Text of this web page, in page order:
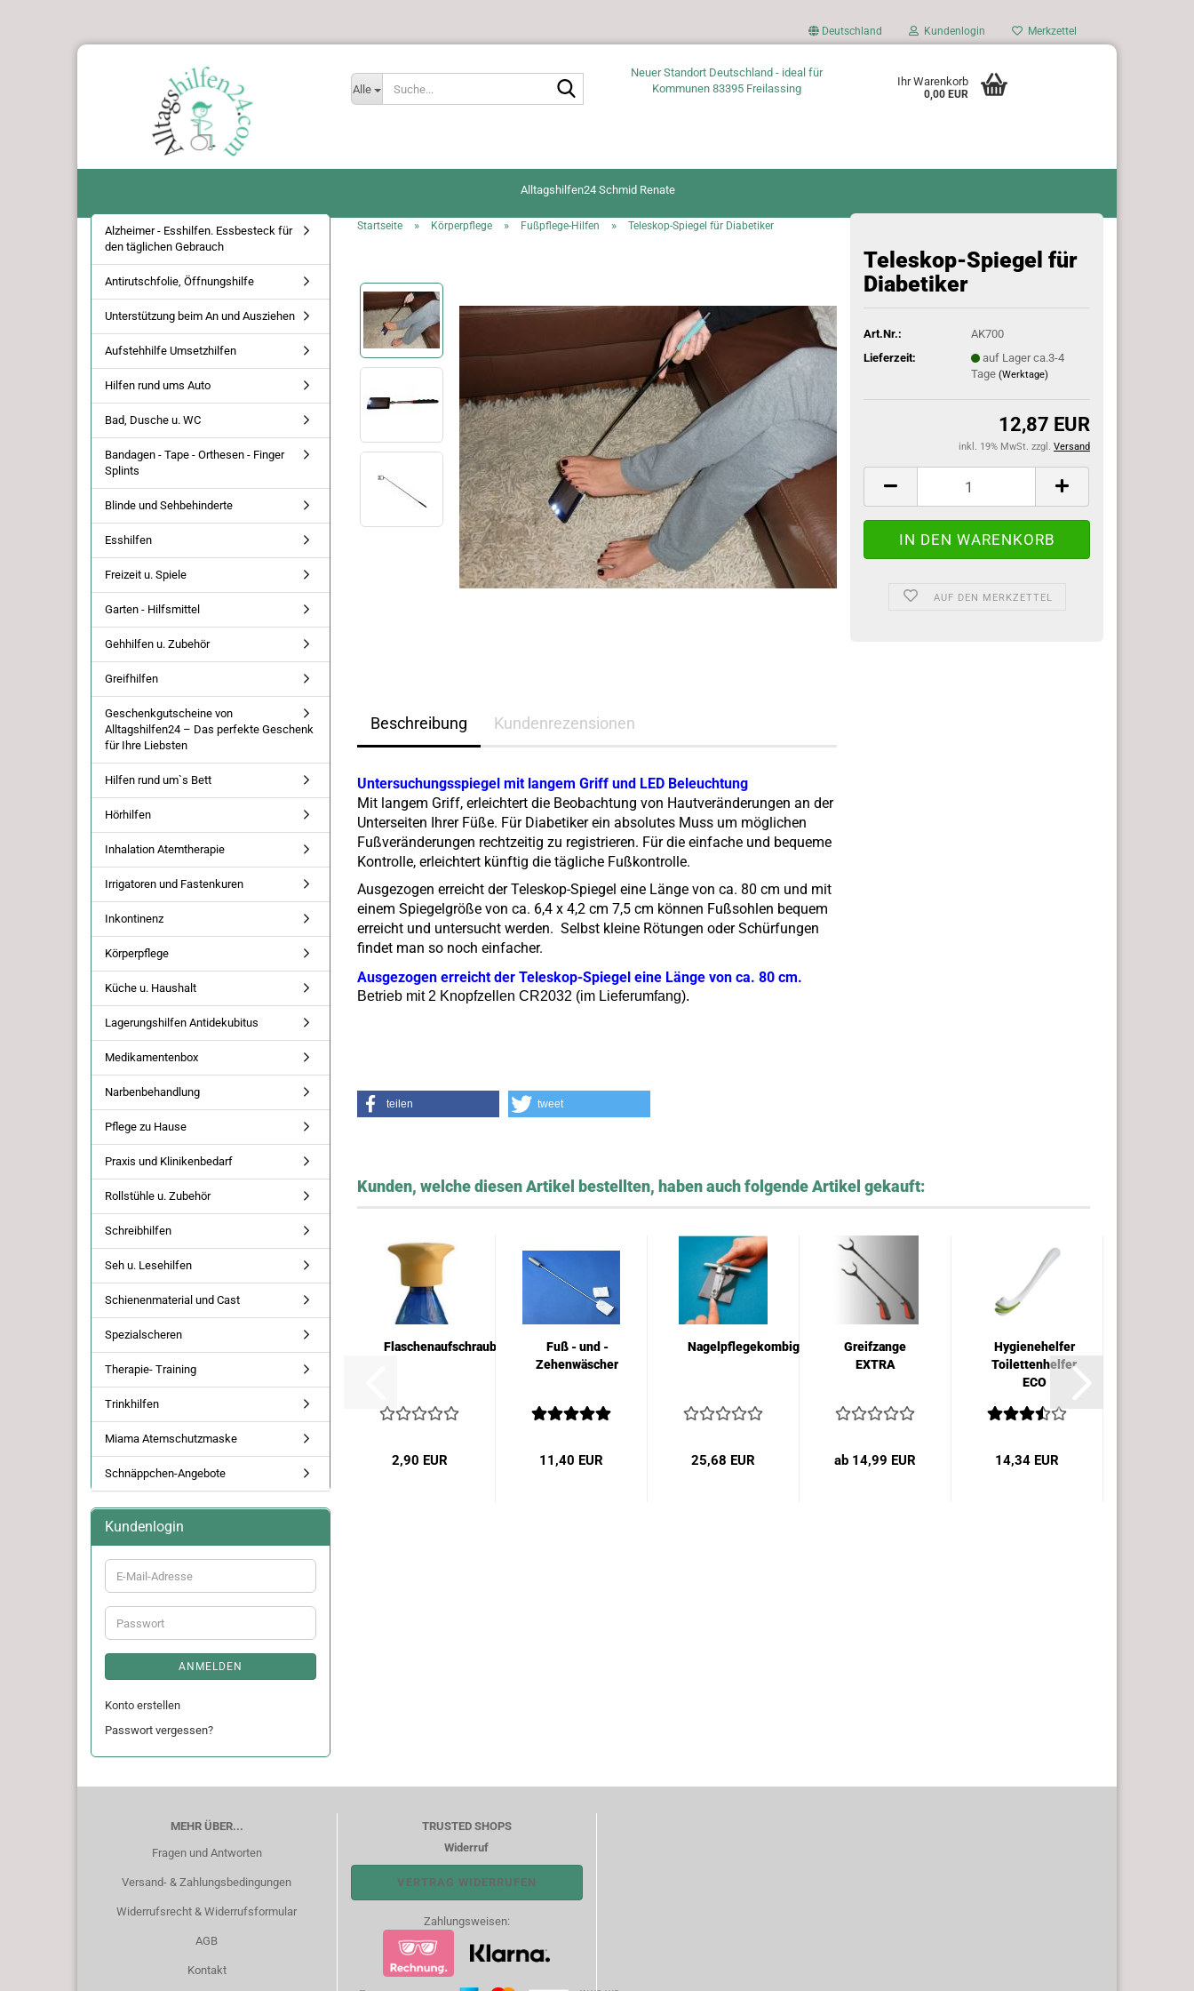
Deutschland Kundenlogin Merkzettel
Alle
Neuer Standort Deutschland - ideal für
Kommunen 83395 Freilassing
Ihr Warenkorb
0,00 EUR
Alltagshilfen24 Schmid Renate
Startseite » Körperpflege » Fußpflege-Hilfen » Teleskop-Spiegel für Diabetiker
Teleskop-Spiegel für
Diabetiker
Art.Nr.:
AK700
Lieferzeit:
auf Lager ca.3-4
Tage(Werktage)
12,87 EUR
inkl. 19% MwSt. zzgl. Versand
AUF DEN MERKZETTEL
Beschreibung Kundenrezensionen
Untersuchungsspiegel mit langem Griff und LED Beleuchtung
Mit langem Griff, erleichtert die Beobachtung von Hautveränderungen an der
Unterseiten Ihrer Füße. Für Diabetiker ein absolutes Muss um möglichen
Fußveränderungen rechtzeitig zu registrieren. Für die einfache und bequeme
Kontrolle, erleichtert künftig die tägliche Fußkontrolle.
Ausgezogen erreicht der Teleskop-Spiegel eine Länge von ca. 80 cm und mit
einem Spiegelgröße von ca. 6,4 x 4,2 cm 7,5 cm können Fußsohlen bequem
erreicht und untersucht werden. Selbst kleine Rötungen oder Schürfungen
findet man so noch einfacher.
Ausgezogen erreicht der Teleskop-Spiegel eine Länge von ca. 80 cm.
Betrieb mit 2 Knopfzellen CR2032 (im Lieferumfang).
teilen tweet
Kunden, welche diesen Artikel bestellten, haben auch folgende Artikel gekauft:
Flaschenaufschrauber
2,90 EUR
Fuß - und -
Zehenwäscher
11,40 EUR
Nagelpflegekombigerät
25,68 EUR
Greifzange
EXTRA
ab 14,99 EUR
Hygienehelfer
Toilettenhelfer
ECO
14,34 EUR
Alzheimer - Esshilfen. Essbesteck für
den täglichen Gebrauch
Antirutschfolie, Öffnungshilfe
Unterstützung beim An und Ausziehen
Aufstehhilfe Umsetzhilfen
Hilfen rund ums Auto
Bad, Dusche u. WC
Bandagen - Tape - Orthesen - Finger
Splints
Blinde und Sehbehinderte
Esshilfen
Freizeit u. Spiele
Garten - Hilfsmittel
Gehhilfen u. Zubehör
Greifhilfen
Geschenkgutscheine von
Alltagshilfen24 – Das perfekte Geschenk
für Ihre Liebsten
Hilfen rund um`s Bett
Hörhilfen
Inhalation Atemtherapie
Irrigatoren und Fastenkuren
Inkontinenz
Körperpflege
Küche u. Haushalt
Lagerungshilfen Antidekubitus
Medikamentenbox
Narbenbehandlung
Pflege zu Hause
Praxis und Klinikenbedarf
Rollstühle u. Zubehör
Schreibhilfen
Seh u. Lesehilfen
Schienenmaterial und Cast
Spezialscheren
Therapie- Training
Trinkhilfen
Miama Atemschutzmaske
Schnäppchen-Angebote
Kundenlogin
E-
Mail-
Adresse
Passwort
ANMELDEN
Konto erstellen
Passwort vergessen?
MEHR ÜBER...
Fragen und Antworten
Versand- & Zahlungsbedingungen
Widerrufsrecht & Widerrufsformular
AGB
Kontakt
TRUSTED SHOPS
Widerruf
VERTRAG WIDERRUFEN
Zahlungsweisen: